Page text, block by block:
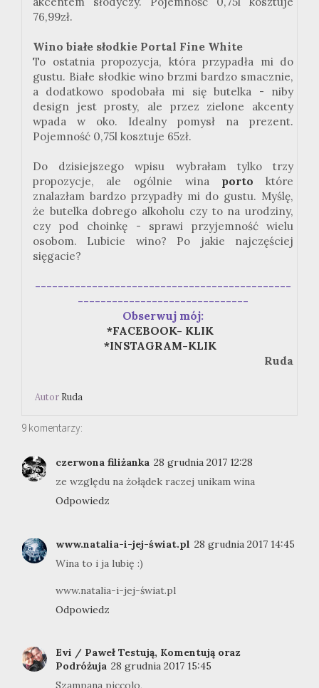
76,99zł.
Wino białe słodkie Portal Fine White
To ostatnia propozycja, która przypadła mi do
gustu. Białe słodkie wino brzmi bardzo smacznie,
a dodatkowo spodobała mi się butelka - niby
design jest prosty, ale przez zielone akcenty
wpada w oko. Idealny pomysł na prezent.
Pojemność 0,75l kosztuje 65zł.
Do dzisiejszego wpisu wybrałam tylko trzy
propozycje, ale ogólnie wina porto które
znalazłam bardzo przypadły mi do gustu. Myślę,
że butelka dobrego alkoholu czy to na urodziny,
czy pod choinkę - sprawi przyjemność wielu
osobom. Lubicie wino? Po jakie najczęściej
sięgacie?
---------------------------------------------
------------------------------
Obserwuj mój:
*FACEBOOK- KLIK
*INSTAGRAM-KLIK
Ruda
Autor Ruda
9 komentarzy:
czerwona filiżanka 28 grudnia 2017 12:28
ze względu na żołądek raczej unikam wina
Odpowiedz
www.natalia-i-jej-świat.pl 28 grudnia 2017 14:45
Wina to i ja lubię :)
www.natalia-i-jej-świat.pl
Odpowiedz
Evi / Paweł Testują, Komentują oraz
Podróżuja 28 grudnia 2017 15:45